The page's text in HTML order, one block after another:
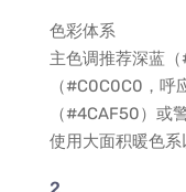
色彩体系
主色调推荐深蓝
（#C0C0C0，呼
（#4CAF50）或
使用大面积暖色系